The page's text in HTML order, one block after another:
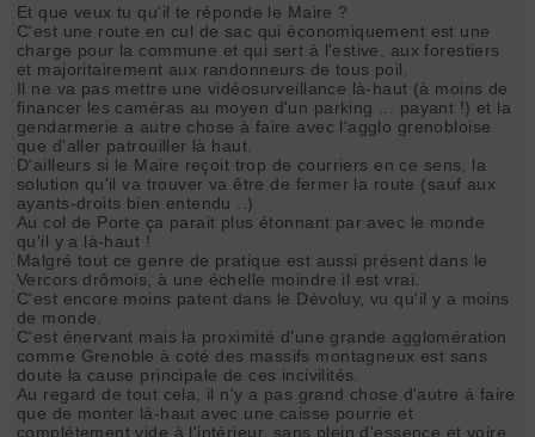
Et que veux tu qu'il te réponde le Maire ?
C'est une route en cul de sac qui économiquement est une
charge pour la commune et qui sert à l'estive, aux forestiers
et majoritairement aux randonneurs de tous poil.
Il ne va pas mettre une vidéosurveillance là-haut (à moins de
financer les caméras au moyen d'un parking ... payant !) et la
gendarmerie a autre chose à faire avec l'agglo grenobloise
que d'aller patrouiller là haut.
D'ailleurs si le Maire reçoit trop de courriers en ce sens, la
solution qu'il va trouver va être de fermer la route (sauf aux
ayants-droits bien entendu ..)
Au col de Porte ça parait plus étonnant par avec le monde
qu'il y a là-haut !
Malgré tout ce genre de pratique est aussi présent dans le
Vercors drômois, à une échelle moindre il est vrai.
C'est encore moins patent dans le Dévoluy, vu qu'il y a moins
de monde.
C'est énervant mais la proximité d'une grande agglomération
comme Grenoble à coté des massifs montagneux est sans
doute la cause principale de ces incivilités.
Au regard de tout cela, il n'y a pas grand chose d'autre à faire
que de monter là-haut avec une caisse pourrie et
complétement vide à l'intérieur, sans plein d'essence et voire